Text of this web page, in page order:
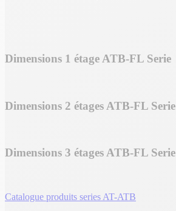
Dimensions 1 étage ATB-FL Serie
Dimensions 2 étages ATB-FL Serie
Dimensions 3 étages ATB-FL Serie
Catalogue produits series AT-ATB